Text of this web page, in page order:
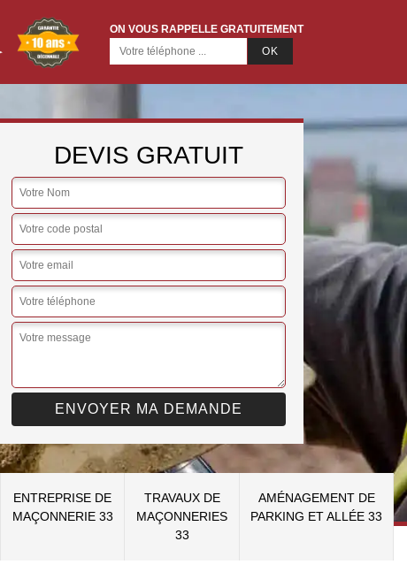
ON VOUS RAPPELLE GRATUITEMENT
DEVIS GRATUIT
ENTREPRISE DE
MAÇONNERIE 33
TRAVAUX DE
MAÇONNERIES
33
AMÉNAGEMENT DE
PARKING ET ALLÉE 33